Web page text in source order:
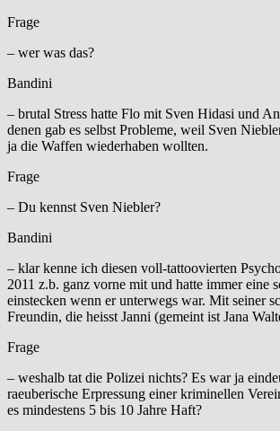
Frage
– wer was das?
Bandini
– brutal Stress hatte Flo mit Sven Hidasi und
denen gab es selbst Probleme, weil Sven
ja die Waffen wiederhaben wollten.
Frage
– Du kennst Sven Niebler?
Bandini
– klar kenne ich diesen voll-tattoovierten
2011 z.b. ganz vorne mit und hatte immer eine
einstecken wenn er unterwegs war. Mit seiner
Freundin, die heisst Janni (gemeint ist Jana
Frage
– weshalb tat die Polizei nichts? Es war ja
raeuberische Erpressung einer kriminellen
es mindestens 5 bis 10 Jahre Haft?